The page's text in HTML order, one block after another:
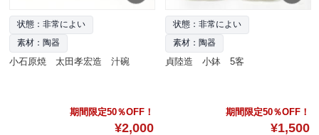
状態：非常によい
素材：陶器
小石原焼 太田孝宏造 汁碗
期間限定50％OFF！
¥2,000
状態：非常によい
素材：陶器
貞陸造 小鉢 5客
期間限定50％OFF！
¥1,500